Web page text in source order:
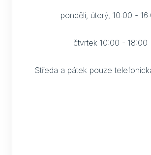
pondělí, úterý, 10:00 -
čtvrtek 10:00 - 18:00
Středa a pátek pouze